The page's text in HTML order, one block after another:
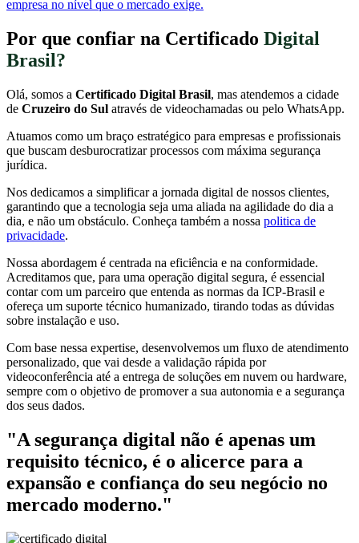
empresa no nível que o mercado exige.
Por que confiar na Certificado Digital
Brasil?
Olá, somos a Certificado Digital Brasil, mas atendemos a cidade
de Cruzeiro do Sul através de videochamadas ou pelo WhatsApp.
Atuamos como um braço estratégico para empresas e profissionais
que buscam desburocratizar processos com máxima segurança
jurídica.
Nos dedicamos a simplificar a jornada digital de nossos clientes,
garantindo que a tecnologia seja uma aliada na agilidade do dia a
dia, e não um obstáculo. Conheça também a nossa politica de
privacidade.
Nossa abordagem é centrada na eficiência e na conformidade.
Acreditamos que, para uma operação digital segura, é essencial
contar com um parceiro que entenda as normas da ICP-Brasil e
ofereça um suporte técnico humanizado, tirando todas as dúvidas
sobre instalação e uso.
Com base nessa expertise, desenvolvemos um fluxo de atendimento
personalizado, que vai desde a validação rápida por
videoconferência até a entrega de soluções em nuvem ou hardware,
sempre com o objetivo de promover a sua autonomia e a segurança
dos seus dados.
"A segurança digital não é apenas um
requisito técnico, é o alicerce para a
expansão e confiança do seu negócio no
mercado moderno."